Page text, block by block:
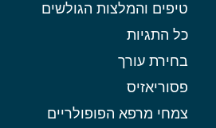
טיפים והמלצות הגולשים
כל התגיות
בחירת עורך
פסוריאזיס
צמחי מרפא הפופולריים